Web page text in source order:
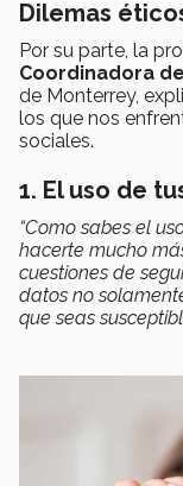
Dilemas
Por su parte, la
Coordinadora
de Monterrey,
los que nos
sociales.
1. El uso de
“Como sabes el
hacerte mucho
cuestiones de
datos no
que seas